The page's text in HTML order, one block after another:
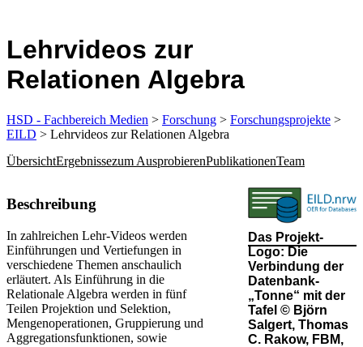
Lehrvideos zur
Relationen Algebra
HSD - Fachbereich Medien > Forschung > Forschungsprojekte >
EILD > Lehrvideos zur Relationen Algebra
ÜbersichtErgebnissezum AusprobierenPublikationenTeam
​​​​​​​​​​​​​​​​​​​​​​​​​​​​​​​​​​​​​​​​​​​​​​​​​​Beschreibung
In zahlreichen Lehr-Videos werden
Einführungen und Vertiefungen in
verschiedene Themen anschaulich
erläutert.​ Als Einführung in die
Relationale Algebra werden in fünf
Teilen Projektion und Selektion,
Mengenoperationen, Gruppierung und​
Aggregationsfunktionen, sowie
Das Projekt-
Logo: Die
Verbindung der
Datenbank-
„Tonne“ mit der
Tafel​​ © Björn
Salgert, Thomas
C. Rakow, FBM,